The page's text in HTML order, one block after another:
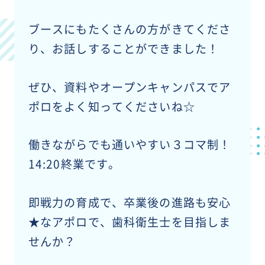
ブースにもたくさんの方がきてくださ
り、お話しすることができました！
ぜひ、資料やオープンキャンパスでア
ポロをよく知ってくださいね☆
働きながらでも通いやすい３コマ制！
14:20終業です。
即戦力の育成で、卒業後の進路も安心
★なアポロで、歯科衛生士を目指しま
せんか？